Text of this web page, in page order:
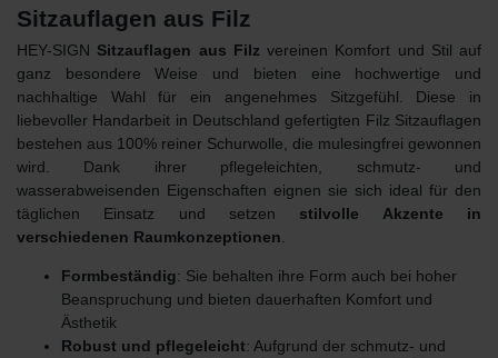
Sitzauflagen aus Filz
HEY-SIGN Sitzauflagen aus Filz vereinen Komfort und Stil auf
ganz besondere Weise und bieten eine hochwertige und
nachhaltige Wahl für ein angenehmes Sitzgefühl. Diese in
liebevoller Handarbeit in Deutschland gefertigten Filz Sitzauflagen
bestehen aus 100% reiner Schurwolle, die mulesingfrei gewonnen
wird. Dank ihrer pflegeleichten, schmutz- und
wasserabweisenden Eigenschaften eignen sie sich ideal für den
täglichen Einsatz und setzen stilvolle Akzente in
verschiedenen Raumkonzeptionen
Formbeständig: Sie behalten ihre Form auch bei hoher
Beanspruchung und bieten dauerhaften Komfort und
Ästhetik
Robust und pflegeleicht: Aufgrund der schmutz- und